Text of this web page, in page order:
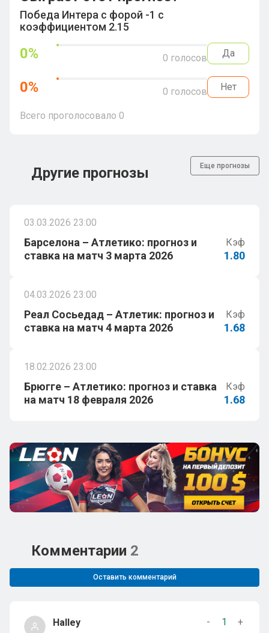
Победа Интера с форой -1 с
коэффициентом 2.15
0% 0 голосов Да
0% 0 голосов Нет
Всего проголосовало 0
Другие прогнозы Еще прогнозы
03.03.2026 23:00
Барселона – Атлетико: прогноз и
ставка на матч 3 марта 2026
Кэф
1.80
04.03.2026 23:00
Реал Сосьедад – Атлетик: прогноз и
ставка на матч 4 марта 2026
Кэф
1.68
18.02.2026 23:00
Брюгге – Атлетико: прогноз и ставка
на матч 18 февраля 2026
Кэф
1.68
Комментарии 2
Оставить комментарий
Halley - 1
+